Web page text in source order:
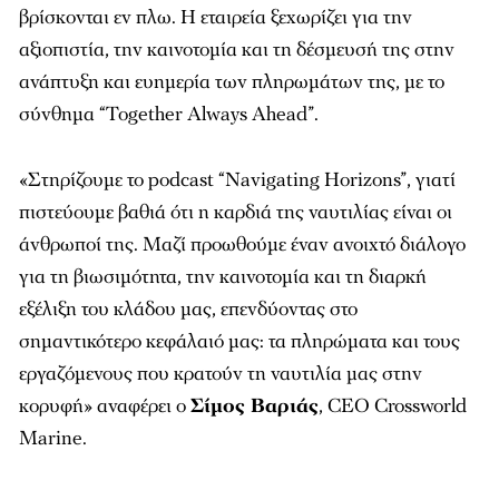
βρίσκονται εν πλω. Η εταιρεία ξεχωρίζει για την
αξιοπιστία, την καινοτομία και τη δέσμευσή της στην
ανάπτυξη και ευημερία των πληρωμάτων της, με το
σύνθημα “Together Always Ahead”.
«Στηρίζουμε το podcast “Navigating Horizons”, γιατί
πιστεύουμε βαθιά ότι η καρδιά της ναυτιλίας είναι οι
άνθρωποί της. Μαζί προωθούμε έναν ανοιχτό διάλογο
για τη βιωσιμότητα, την καινοτομία και τη διαρκή
εξέλιξη του κλάδου μας, επενδύοντας στο
σημαντικότερο κεφάλαιό μας: τα πληρώματα και τους
εργαζόμενους που κρατούν τη ναυτιλία μας στην
κορυφή» αναφέρει οΣίμος Βαριάς, CEO Crossworld
Marine.